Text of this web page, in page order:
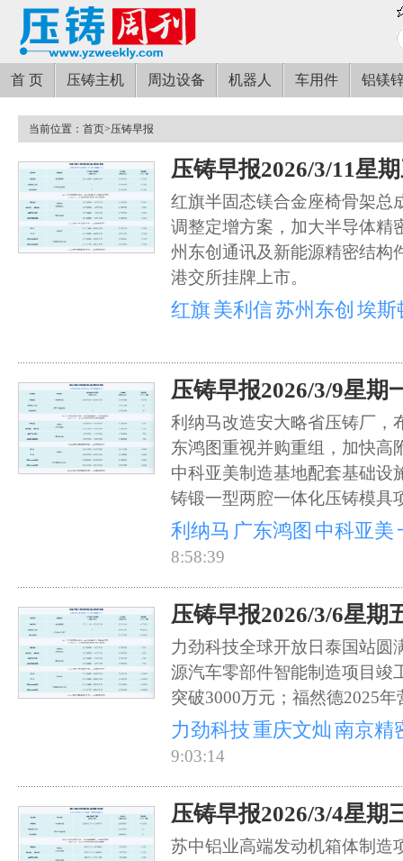
首 页 压铸主机 周边设备 机器人 车用件 铝镁
当前位置： 首页>压铸早报
压铸早报2026/3/11星
红旗半固态镁合金座椅骨架总
调整定增方案，加大半导体精
州东创通讯及新能源精密结构
港交所挂牌上市。
红旗美利信苏州东创 埃斯
压铸早报2026/3/9星期
利纳马改造安大略省压铸厂，
东鸿图重视并购重组，加快高
中科亚美制造基地配套基础设
铸锻一型两腔一体化压铸模具
利纳马 广东鸿图 中科亚美
8:58:39
压铸早报2026/3/6星期
力劲科技全球开放日泰国站圆
源汽车零部件智能制造项目竣
突破3000万元；福然德2025
力劲科技重庆文灿 南京精
9:03:14
压铸早报2026/3/4星期
苏中铝业高端发动机箱体制造